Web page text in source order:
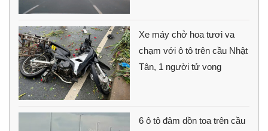
Xe máy chở hoa tươi va
chạm với ô tô trên cầu Nhật
Tân, 1 người tử vong
6 ô tô đâm dồn toa trên cầu